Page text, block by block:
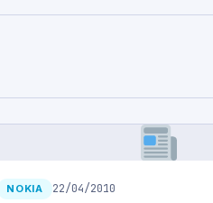
NOKIA 22/04/2010